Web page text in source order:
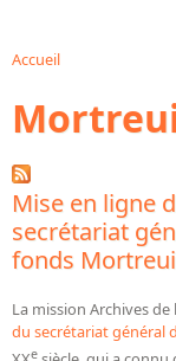
À propos
Agenda
Ressources
Archives orales
Bibliographies
Bibliographie
Bibliographie
France
Accueil
Mise en ligne
secrétariat
fonds
La mission Archives
du secrétariat général
e